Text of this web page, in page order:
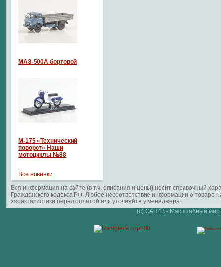
МАЗ-500А бортовой
М-175 «Технический
поворот» Наши
мотоциклы №88
Все новинки
Вся информация на сайте (в т.ч. описания и цены) носит справочный
Гражданского кодекса РФ. Любое несоответствие информации о
характеристики перед оплатой или уточняйте у менеджера.
(c) CAR43 - Масштабный мир